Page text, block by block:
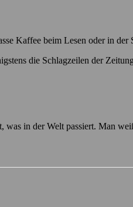
Kaffee beim Lesen oder in
die Schlagzeilen der
was in der Welt passiert. Man